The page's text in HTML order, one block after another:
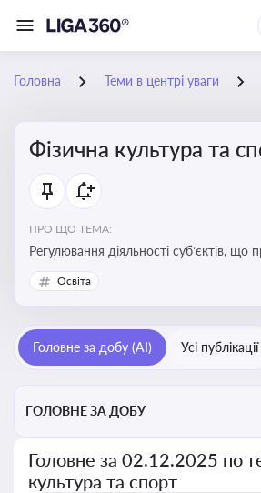
Головна Теми в центрі уваги
Фізична культура та
ПРО ЩО ТЕМА:
Регулювання діяльності суб’єктів, що
сфері фізичної культури та спорту,
оздоровлення населення, професійний
потенціалу, соціального захисту та
реалізації державної політики у цій
Освіта
Головне за добу (AI) Усі публікації
ГОЛОВНЕ ЗА ДОБУ
Головне за 02.12.2025 по
культура та спорт